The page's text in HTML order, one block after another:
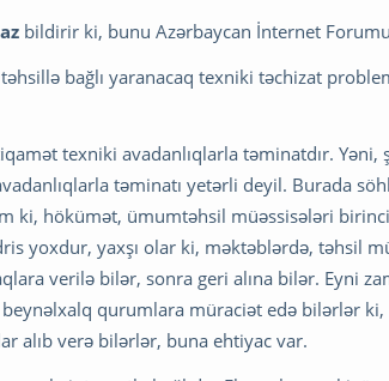
bildirir ki, bunu Azərbaycan İnternet
bağlı yaranacaq texniki təchizat
texniki avadanlıqlarla təminatdır.
təminatı yetərli deyil. Burada
ki, hökümət, ümumtəhsil müəssisələri
yoxdur, yaxşı olar ki, məktəblərdə, təhsil
verilə bilər, sonra geri alına bilər. Eyni
qurumlara müraciət edə bilərlər
alıb verə bilərlər, buna ehtiyac var.